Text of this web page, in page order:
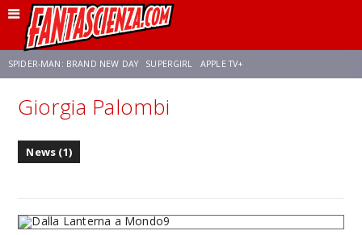
SPIDER-MAN: BRAND NEW DAY SUPERGIRL APPLE TV+
FRANCO RICCIARDIELLO ZENDAYA STAR TREK
Giorgia Palombi
News (1)